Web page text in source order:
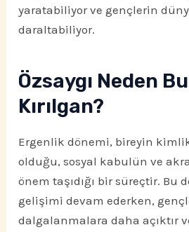
yaratabiliyor ve gençlerin
daraltabiliyor.
Özsaygı Neden
Kırılgan?
Ergenlik dönemi, bireyin kimlik
olduğu, sosyal kabulün ve
önem taşıdığı bir süreçtir. Bu
gelişimi devam ederken,
dalgalanmalara daha açıktır